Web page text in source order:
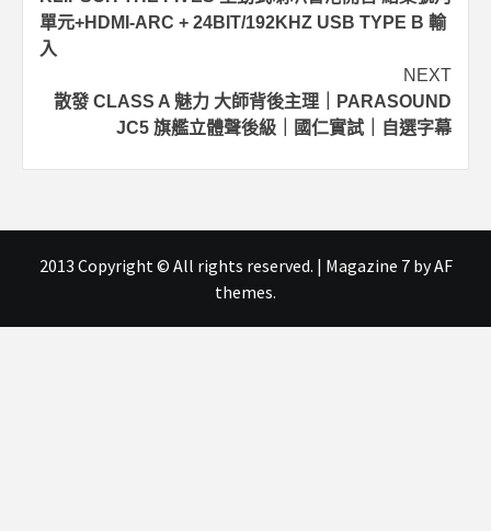
navigation
單元+HDMI-ARC + 24BIT/192KHZ USB TYPE B 輸
入
NEXT
散發 CLASS A 魅力 大師背後主理｜PARASOUND
JC5 旗艦立體聲後級｜國仁實試｜自選字幕
2013 Copyright © All rights reserved. | Magazine 7by AF
themes.